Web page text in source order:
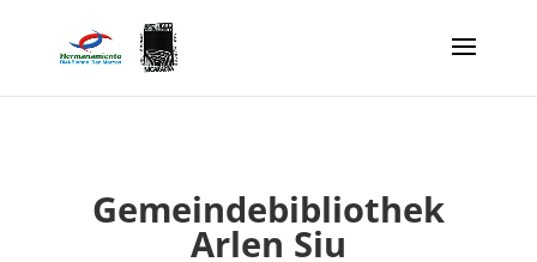
Gemeindebibliothek
Arlen Siu